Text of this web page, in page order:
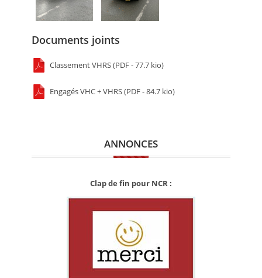
Documents joints
Classement VHRS (PDF - 77.7 kio)
Engagés VHC + VHRS (PDF - 84.7 kio)
ANNONCES
Clap de fin pour NCR :